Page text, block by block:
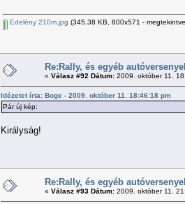
Edelény 210m.jpg (345.38 KB, 800x571 -
Re:Rally, és egyéb
« Válasz #92 Dátum: 2009. október 11.
Idézetet írta: Boge - 2009. október 11. 18:46:18 pm
Pár új kép:
Királyság!
Re:Rally, és egyéb
« Válasz #93 Dátum: 2009. október 11.